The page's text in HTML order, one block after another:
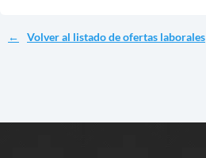
Volver al listado de ofertas laborales